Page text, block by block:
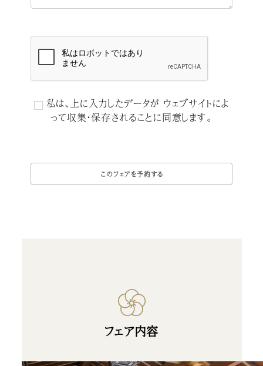
私は、上に入力したデータが ウェブサイトによ
って収集・保存されることに同意します。
フェア内容